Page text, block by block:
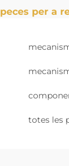
peces per a
totes les